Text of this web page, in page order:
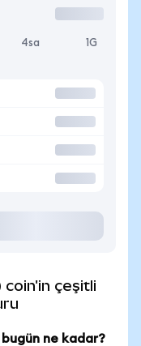
4sa 1G
coin'in çeşitli
ne kadar?